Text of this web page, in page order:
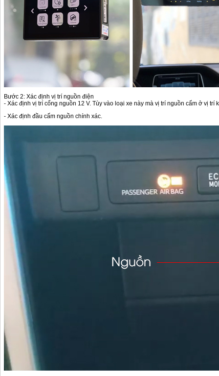
Bước 2: Xác định vị trí nguồn điện
- Xác định vị trí cổng nguồn 12 V. Tùy vào loại xe này mà vị trí nguồn cấm ở vị trí
- Xác định đầu cấm nguồn chính xác.